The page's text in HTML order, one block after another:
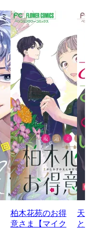
柏木花苑のお得
意さま【マイク
天
と